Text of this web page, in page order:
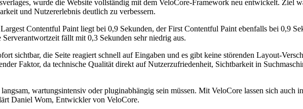
wurde die Website vollständig mit dem VeloCore-Framework neu entwickelt. Ziel
und Nutzererlebnis deutlich zu verbessern.
Contentful Paint liegt bei 0,9 Sekunden, der First Contentful Paint ebenfalls bei 0,9
fällt mit 0,3 Sekunden sehr niedrig aus.
sichtbar, die Seite reagiert schnell auf Eingaben und es gibt keine störenden Layout-
Faktor, da technische Qualität direkt auf Nutzerzufriedenheit, Sichtbarkeit in
wartungsintensiv oder pluginabhängig sein müssen. Mit VeloCore lassen sich auch
Daniel Wom, Entwickler von VeloCore.